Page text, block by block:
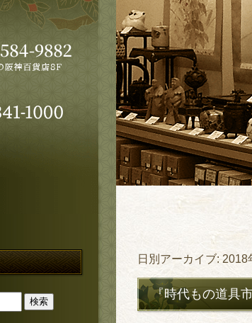
日別アーカイブ: 2018
『時代もの道具市